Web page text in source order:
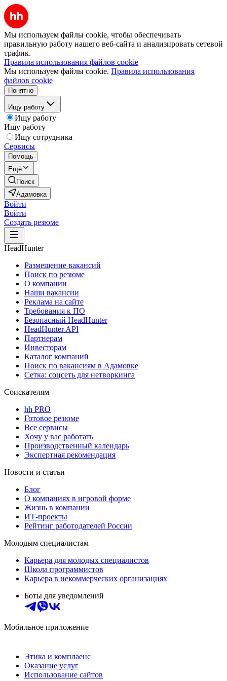
Мы используем файлы cookie, чтобы обеспечивать
правильную работу нашего веб-сайта и анализировать сетевой
трафик.
Правила использования файлов cookie
Мы используем файлы cookie. Правила использования
файлов cookie
Понятно
Ищу работу
Ищу работу
Ищу работу
Ищу сотрудника
Сервисы
Помощь
Ещё
Поиск
Адамовка
Войти
Войти
Создать резюме
HeadHunter
Размещение вакансий
Поиск по резюме
О компании
Наши вакансии
Реклама на сайте
Требования к ПО
Безопасный HeadHunter
HeadHunter API
Партнерам
Инвесторам
Каталог компаний
Поиск по вакансиям в Адамовке
Сетка: соцсеть для нетворкинга
Соискателям
hh PRO
Готовое резюме
Все сервисы
Хочу у вас работать
Производственный календарь
Экспертная рекомендация
Новости и статьи
Блог
О компаниях в игровой форме
Жизнь в компании
ИТ-проекты
Рейтинг работодателей России
Молодым специалистам
Карьера для молодых специалистов
Школа программистов
Карьера в некоммерческих организациях
Боты для уведомлений
Мобильное приложение
Этика и комплаенс
Оказание услуг
Использование сайтов